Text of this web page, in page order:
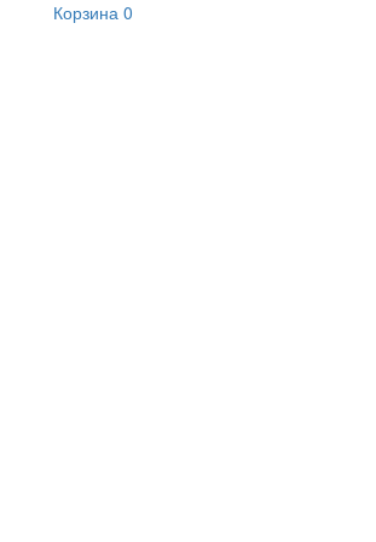
Корзина 0